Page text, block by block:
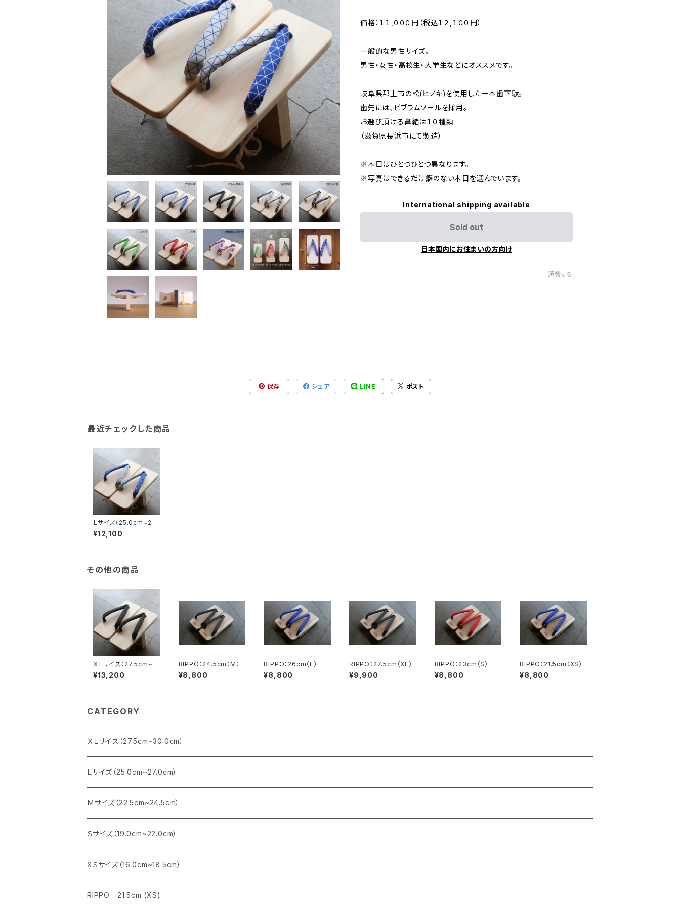
価格：１１,０００円（税込１２,１００円）
一般的な男性サイズ。
男性・女性・高校生・大学生などにオススメです。
岐阜県郡上市の桧(ヒノキ)を使用した一本歯下駄。
歯先には、ビブラムソールを採用。
お選び頂ける鼻緒は１０種類
（滋賀県長浜市にて製造）
※木目はひとつひとつ異なります。
※写真はできるだけ癖のない木目を選んでいます。
International shipping available
Sold out
日本国内にお住まいの方向け
通報する
保存 シェア LINE ポスト
最近チェックした商品
Ｌサイズ（25.0cm~27.
0cm）
¥12,100
その他の商品
ＸＬサイズ（27.5cm~3
0.0cm）
¥13,200
RIPPO：24.5cm（M）
¥8,800
RIPPO：26cm（L）
¥8,800
RIPPO：27.5cm（XL）
¥9,900
RIPPO：23cm（S）
¥8,800
RIPPO：21.5cm（XS）
¥8,800
CATEGORY
ＸＬサイズ（27.5cm~30.0cm）
Ｌサイズ（25.0cm~27.0cm）
Ｍサイズ（22.5cm~24.5cm）
Ｓサイズ（19.0cm~22.0cm）
XＳサイズ（16.0cm~18.5cm）
RIPPO 21.5cm (XS)